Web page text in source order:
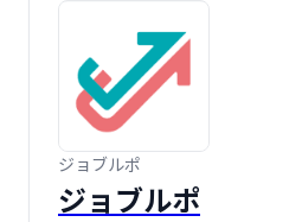
ジョブルポ
ジョブルポ